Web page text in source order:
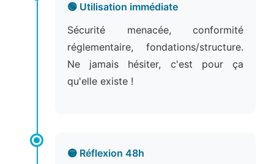
🟢 Utilisation immédiate
Sécurité menacée, conformité
réglementaire, fondations/structure.
Ne jamais hésiter, c'est pour ça
qu'elle existe !
🟡 Réflexion 48h